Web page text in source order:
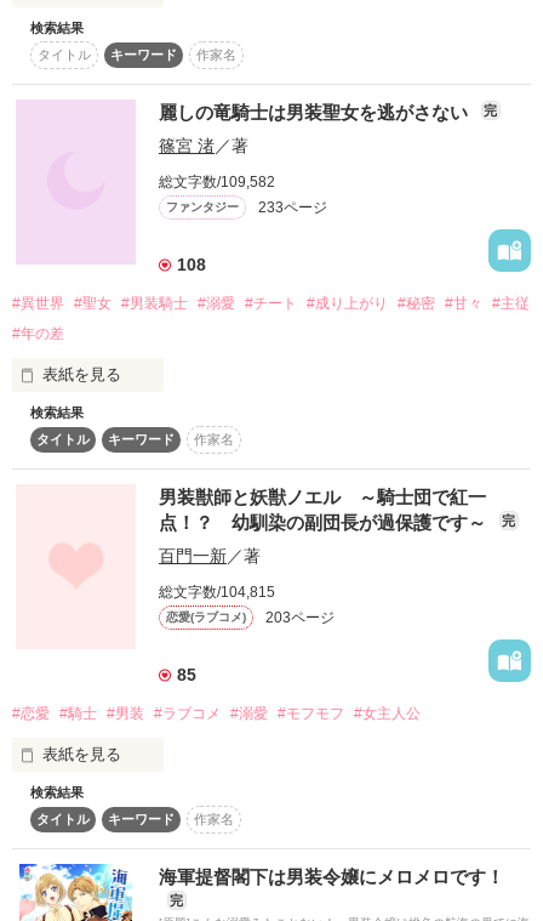
「女……？」
「どうか、お許し下さい！」
「お前が女でよかった。最近の俺は、自分が男色なのかと思い
悩んでいたからな」
おてんばで大胆不敵な伯爵令嬢と、悲しい過去を持つ大公殿下
の、甘くて切ない貴族の恋物語。
2017.2.12　完結
温かい感想とレビューを
作品を読む
「私は、剣に身を捧げた女。
王太子殿下の求愛は、お受けできません」
アレクシス・ヴァルスタイン……王太子。
女たらしで勇猛果敢、国一番の剣士として名高い。
ヴィオラ・ブライアント……女騎士。
伯爵令嬢の身で、女騎士団を率いる。
ヴィオラ、お前と出会ったからだ」
惹かれてはいけない。近づいてはいけない。
王太子殿下には、結ばれるべきお相手がいるのだから。
2026/04/14
検索結果
タイトル
キーワード 作家名
麗しの竜騎士は男装聖女を逃がさない 完
篠宮 渚／著
総文字数/109,582
ファンタジー 233ページ
108
#異世界 #聖女 #男装騎士 #溺愛 #チート #成り上がり #秘密 #甘々
#主従
#年の差
表紙を見る
強国ヨルゴードに侵攻される故郷を守るため
自ら暴君の婚約者となることを決めた
美しく純真な聖女ミティア。
しかし、嫁ぎ先へと向かう道中、
罠にかけられて命の危機に陥ってしまう。
そこへ救世主のごとく現れたのは
麗しい騎士だった。
「生きているとバレたら厄介な事態になる。あなたはここで死
んだことにするんです。俺と取り引きをするなら、一生守り抜
くと誓います」
「嘘も建前もいらない。俺はあなたが欲しい」
＊＊
検索結果
タイトル
キーワード 作家名
男装獣師と妖獣ノエル ～騎士団で紅一
点！？ 幼馴染の副団長が過保護です～
完
百門一新／著
総文字数/104,815
恋愛(ラブコメ) 203ページ
85
#恋愛 #騎士 #男装 #ラブコメ #溺愛 #モフモフ #女主人公
表紙を見る
幼い頃に両親を失ったラビィは、男装の獣師だ。実は、動物と
話せる能力を持っている。この能力と、他の人間には見えない
『黒大狼のノエル』という友達がいることは秘密だ。
放っておかないしむしろ意識してもらいたいのに幼馴染枠、の
彼女を守りたいし溺愛したい副団長のセドリックに頼まれて、
検索結果
タイトル
キーワード 作家名
海軍提督閣下は男装令嬢にメロメロです！
完